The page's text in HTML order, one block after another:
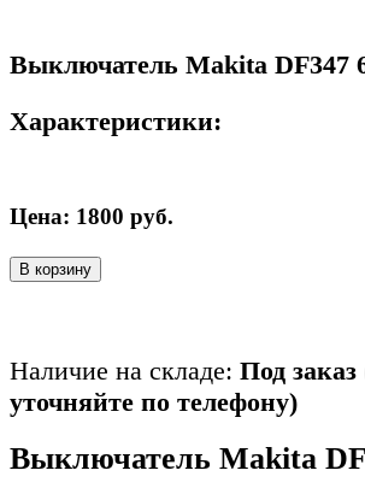
Выключатель Makita DF347
Характеристики:
Цена: 1800 руб.
В корзину
Наличие на складе: Под
уточняйте по телефону)
Выключатель Makita